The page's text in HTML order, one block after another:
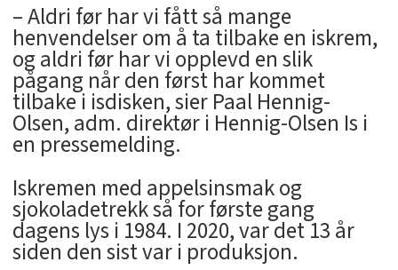
– Aldri før har vi fått så mange
henvendelser om å ta tilbake en iskrem,
og aldri før har vi opplevd en slik
pågang når den først har kommet
tilbake i isdisken, sier Paal Hennig-
Olsen, adm. direktør i Hennig-Olsen Is i
en pressemelding.
Iskremen med appelsinsmak og
sjokoladetrekk så for første gang
dagens lys i 1984. I 2020, var det 13 år
siden den sist var i produksjon.